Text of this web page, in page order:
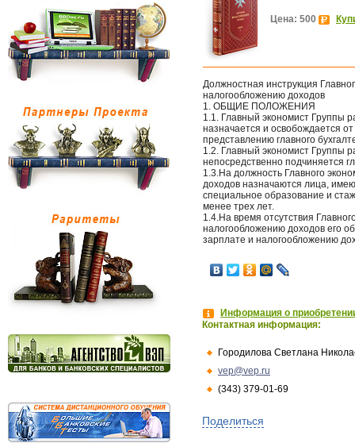
Цена: 500
Должностная инструкция
налогообложению доходов
1. ОБЩИЕ ПОЛОЖЕНИЯ
1.1. Главный экономист Группы
назначается и освобождается
представлению главного
1.2. Главный экономист Группы
непосредственно подчиняется
1.3.На должность Главного
доходов назначаются лица,
специальное образование и
менее трех лет.
1.4.На время отсутствия
налогообложению доходов его
зарплате и налогообложению
Информация о
Контактная информация:
Городилова Светлана
vep@vep.ru
(343) 379-01-69
Поделиться